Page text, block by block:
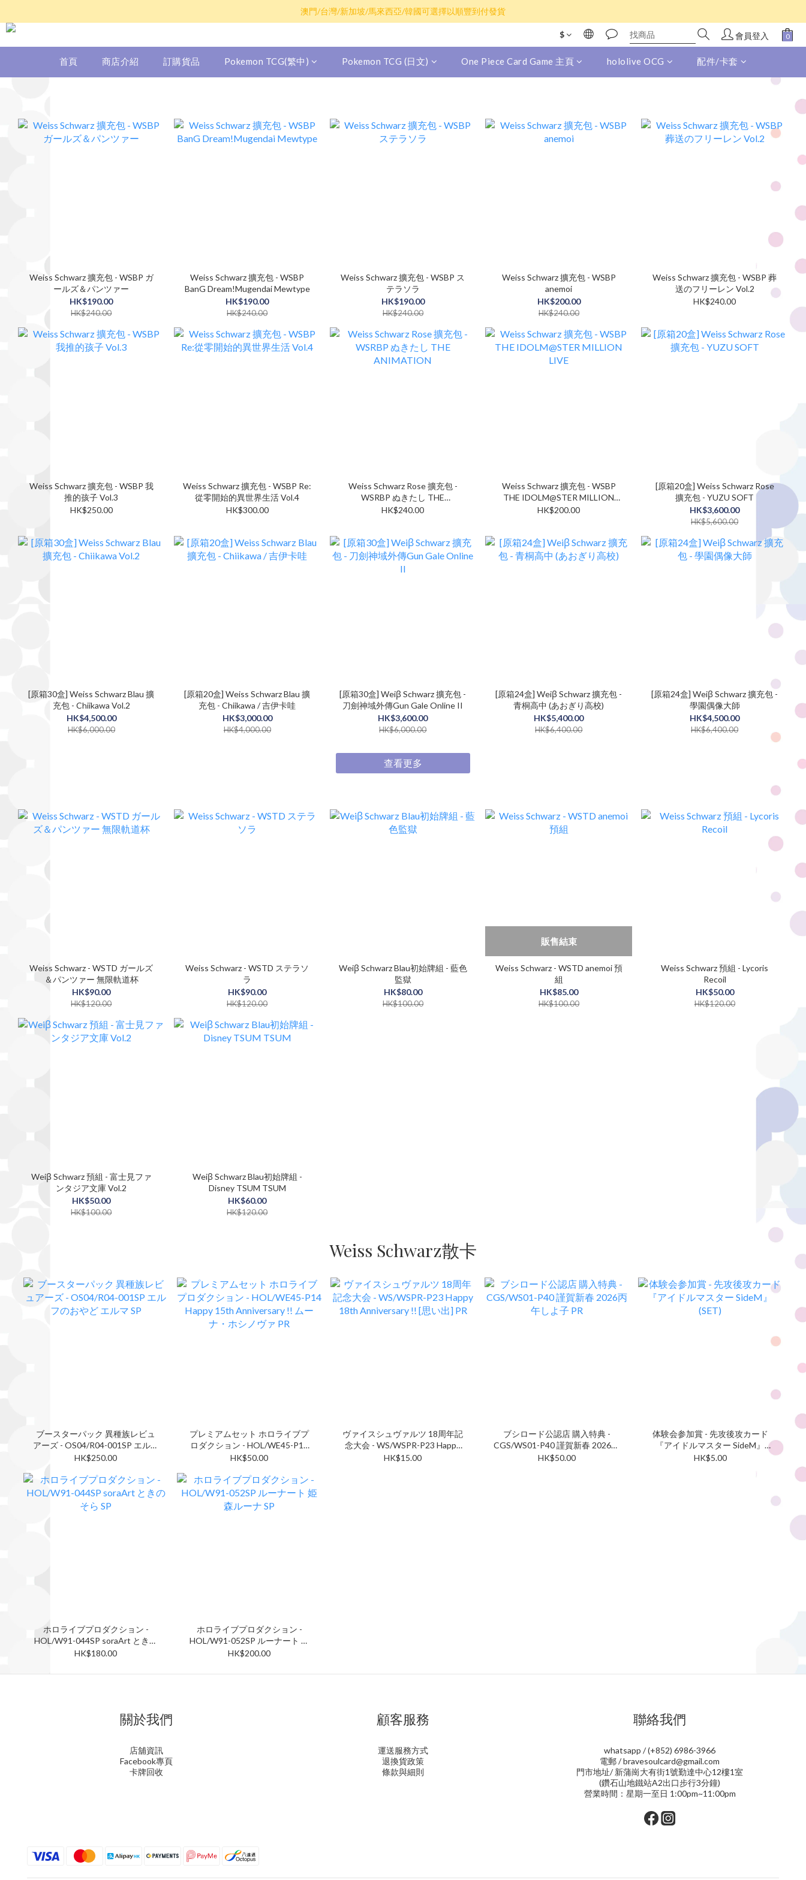
散卡買滿$100包平郵，全部產品買滿$800包順豐(香港境內)
澳門/台灣/新加坡/馬來西亞/韓國可選擇以順豐到付發貨
$ 會員登入
首頁 商店介紹 訂購貨品 Pokemon TCG(繁中) Pokemon TCG (日文) One Piece Card Game 主頁 hololive OCG 配件/卡套
Weiss Schwarz 擴充包 - WSBP ガ
ールズ＆パンツァー
HK$190.00
HK$240.00
Weiss Schwarz 擴充包 - WSBP
BanG Dream!Mugendai Mewtype
HK$190.00
HK$240.00
Weiss Schwarz 擴充包 - WSBP ス
テラソラ
HK$190.00
HK$240.00
Weiss Schwarz 擴充包 - WSBP
anemoi
HK$200.00
HK$240.00
Weiss Schwarz 擴充包 - WSBP 葬
送のフリーレン Vol.2
HK$240.00
Weiss Schwarz 擴充包 - WSBP 我
推的孩子 Vol.3
HK$250.00
Weiss Schwarz 擴充包 - WSBP Re:
從零開始的異世界生活 Vol.4
HK$300.00
Weiss Schwarz Rose 擴充包 -
WSRBP ぬきたし THE
ANIMATION
HK$240.00
Weiss Schwarz 擴充包 - WSBP
THE IDOLM@STER MILLION
LIVE
HK$200.00
[原箱20盒] Weiss Schwarz Rose
擴充包 - YUZU SOFT
HK$3,600.00
HK$5,600.00
[原箱30盒] Weiss Schwarz Blau 擴
充包 - Chiikawa Vol.2
HK$4,500.00
HK$6,000.00
[原箱20盒] Weiss Schwarz Blau 擴
充包 - Chiikawa / 吉伊卡哇
HK$3,000.00
HK$4,000.00
[原箱30盒] Weiβ Schwarz 擴充包 -
刀劍神域外傳Gun Gale Online II
HK$3,600.00
HK$6,000.00
[原箱24盒] Weiβ Schwarz 擴充包 -
青桐高中 (あおぎり高校)
HK$5,400.00
HK$6,400.00
[原箱24盒] Weiβ Schwarz 擴充包 -
學園偶像大師
HK$4,500.00
HK$6,400.00
查看更多
Weiss Schwarz - WSTD ガールズ
＆パンツァー 無限軌道杯
HK$90.00
HK$120.00
Weiss Schwarz - WSTD ステラソ
ラ
HK$90.00
HK$120.00
Weiβ Schwarz Blau初始牌組 - 藍色
監獄
HK$80.00
HK$100.00
販售結束
Weiss Schwarz - WSTD anemoi 預
組
HK$85.00
HK$100.00
Weiss Schwarz 預組 - Lycoris
Recoil
HK$50.00
HK$120.00
Weiβ Schwarz 預組 - 富士見ファ
ンタジア文庫 Vol.2
HK$50.00
HK$100.00
Weiβ Schwarz Blau初始牌組 -
Disney TSUM TSUM
HK$60.00
HK$120.00
Weiss Schwarz散卡
ブースターパック 異種族レビュ
アーズ - OS04/R04-001SP エルフ
のおやど エルマ SP
HK$250.00
プレミアムセット ホロライブプ
ロダクション - HOL/WE45-P14
Happy 15th Anniversary !! ムー
HK$50.00
ヴァイスシュヴァルツ 18周年記
念大会 - WS/WSPR-P23 Happy
18th Anniversary !! [思い出] PR
HK$15.00
ブシロード公認店 購入特典 -
CGS/WS01-P40 謹賀新春 2026丙
午しよ子 PR
HK$50.00
体験会参加賞 - 先攻後攻カード
『アイドルマスター SideM』
(SET)
HK$5.00
ホロライブプロダクション -
HOL/W91-044SP soraArt ときの
そら SP
HK$180.00
ホロライブプロダクション -
HOL/W91-052SP ルーナート 姫
森ルーナ SP
HK$200.00
關於我們
店舖資訊
Facebook專頁
卡牌回收
顧客服務
運送服務方式
退換貨政策
條款與細則
聯絡我們
whatsapp / (+852) 6986-3966
電郵 / bravesoulcard@gmail.com
門市地址/ 新蒲崗大有街1號勤達中心12樓1室
(鑽石山地鐵站A2出口步行3分鐘)
營業時間：星期一至日 1:00pm~11:00pm